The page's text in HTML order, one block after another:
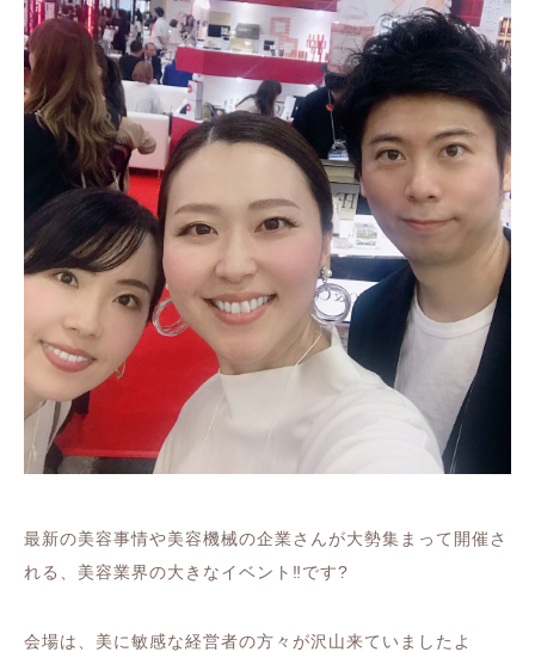
最新の美容事情や美容機械の企業さんが大勢集まって開催さ
れる、美容業界の大きなイベント ‼️です?
会場は、美に敏感な経営者の方々が沢山来ていましたよ